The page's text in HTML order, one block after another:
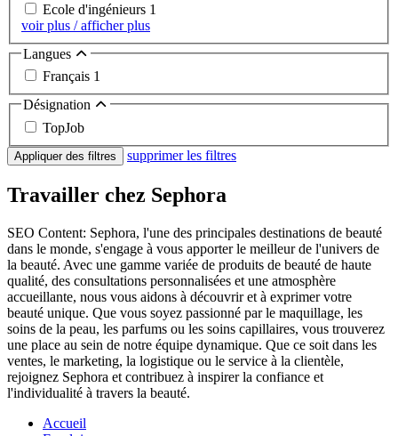
Ecole d'ingénieurs 1
voir plus / afficher plus
Langues
Français 1
Désignation
TopJob
Appliquer des filtres supprimer les filtres
Travailler chez Sephora
SEO Content: Sephora, l'une des principales destinations de beauté
dans le monde, s'engage à vous apporter le meilleur de l'univers de
la beauté. Avec une gamme variée de produits de beauté de haute
qualité, des consultations personnalisées et une atmosphère
accueillante, nous vous aidons à découvrir et à exprimer votre
beauté unique. Que vous soyez passionné par le maquillage, les
soins de la peau, les parfums ou les soins capillaires, vous trouverez
une place au sein de notre équipe dynamique. Que ce soit dans les
ventes, le marketing, la logistique ou le service à la clientèle,
rejoignez Sephora et contribuez à inspirer la confiance et
l'individualité à travers la beauté.
Accueil